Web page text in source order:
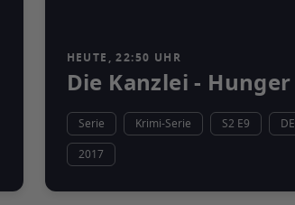
HEUTE, 22:50 UHR
Die Kanzlei - Hunger
Serie Krimi-Serie S2 E9
DE
2017